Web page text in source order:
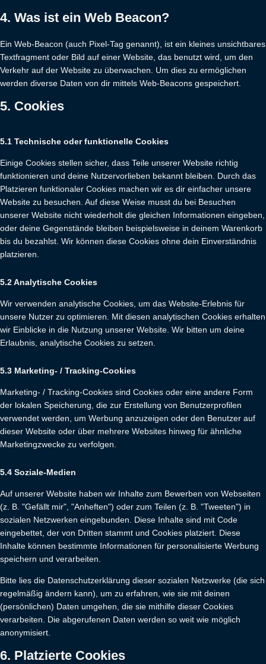
4. Was ist ein Web Beacon?
Ein Web-Beacon (auch Pixel-Tag genannt), ist ein kleines unsichtbares
Textfragment oder Bild auf einer Website, das benutzt wird, um den
Verkehr auf der Website zu überwachen. Um dies zu ermöglichen
werden diverse Daten von dir mittels Web-Beacons gespeichert.
5. Cookies
5.1 Technische oder funktionelle Cookies
Einige Cookies stellen sicher, dass Teile unserer Website richtig
funktionieren und deine Nutzervorlieben bekannt bleiben. Durch das
Platzieren funktionaler Cookies machen wir es dir einfacher unsere
Website zu besuchen. Auf diese Weise musst du bei Besuchen
unserer Website nicht wiederholt die gleichen Informationen eingeben,
oder deine Gegenstände bleiben beispielsweise in deinem Warenkorb
bis du bezahlst. Wir können diese Cookies ohne dein Einverständnis
platzieren.
5.2 Analytische Cookies
Wir verwenden analytische Cookies, um das Website-Erlebnis für
unsere Nutzer zu optimieren. Mit diesen analytischen Cookies erhalten
wir Einblicke in die Nutzung unserer Website. Wir bitten um deine
Erlaubnis, analytische Cookies zu setzen.
5.3 Marketing- / Tracking-Cookies
Marketing- / Tracking-Cookies sind Cookies oder eine andere Form
der lokalen Speicherung, die zur Erstellung von Benutzerprofilen
verwendet werden, um Werbung anzuzeigen oder den Benutzer auf
dieser Website oder über mehrere Websites hinweg für ähnliche
Marketingzwecke zu verfolgen.
5.4 Soziale-Medien
Auf unserer Website haben wir Inhalte zum Bewerben von Webseiten
(z. B. "Gefällt mir", "Anheften") oder zum Teilen (z. B. "Tweeten") in
sozialen Netzwerken eingebunden. Diese Inhalte sind mit Code
eingebettet, der von Dritten stammt und Cookies platziert. Diese
Inhalte können bestimmte Informationen für personalisierte Werbung
speichern und verarbeiten.
Bitte lies die Datenschutzerklärung dieser sozialen Netzwerke (die sich
regelmäßig ändern kann), um zu erfahren, wie sie mit deinen
(persönlichen) Daten umgehen, die sie mithilfe dieser Cookies
verarbeiten. Die abgerufenen Daten werden so weit wie möglich
anonymisiert.
6. Platzierte Cookies